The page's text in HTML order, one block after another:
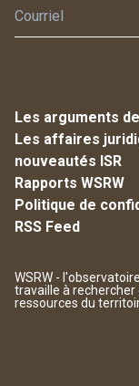
Les arguments
Les affaires
nouveautés ISR
Rapports WSRW
Politique de
RSS Feed
WSRW -
travaille à
ressources du